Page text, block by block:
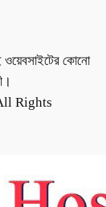
ওয়েবসাইটের কোনো
Rights